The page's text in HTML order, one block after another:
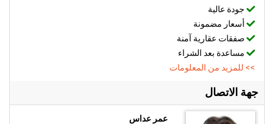
جودة عالية
أسعار مضمونة
صفقات عقارية آمنة
مساعدة بعد الشراء
>> للمزيد من المعلومات
جهة الاتصال
عمر عداس